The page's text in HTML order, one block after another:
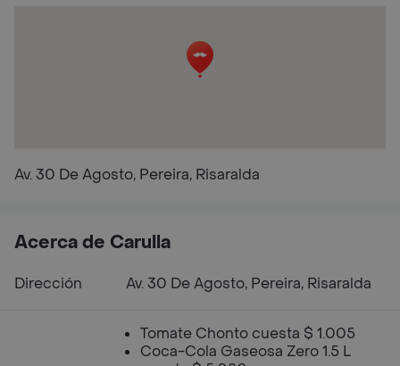
Av. 30 De Agosto, Pereira, Risaralda
Acerca de Carulla
Dirección Av. 30 De Agosto, Pereira, Risaralda
Tomate Chonto cuesta $ 1.005
Coca-Cola Gaseosa Zero 1.5 L